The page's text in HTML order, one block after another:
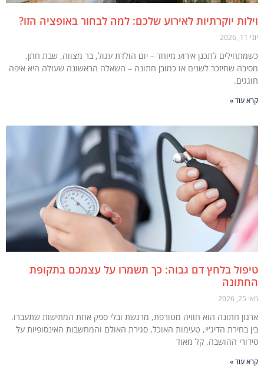
יוקרתיות לאירוע שלכם: למה לבחור באופציה הזו?
לתכנן אירוע מיוחד – יום הולדת עגול, בר מצווה, שבת חתן,
שתיזכר לשנים או כמובן חתונה – השאלה הראשונה שעולה היא איפה
עוד »
בלחץ דם גבוה: כך תשמרו על עצמכם בתקופת
חתונה הוא חוויה מטורפת, מרגשת ובלי ספק אחת המתישות שתעברו.
בחירת הדיג'יי, טעימות האוכל, סגירת האולם והמחשבות האינסופיות על
ההושבה, קל מאוד
עוד »